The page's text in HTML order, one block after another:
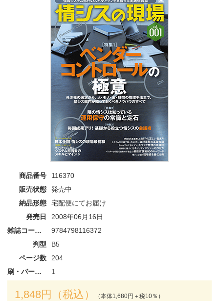
商品番号
116370
販売状態
発売中
納品形態
宅配便にてお届け
発売日
2008年06月16日
雑誌コード/ISBN
9784798116372
判型
B5
ページ数
204
刷・バージョン
1
1,848円（税込） （本体1,680円＋税10％）